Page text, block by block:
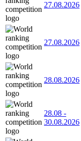
27.08.2026
27.08.2026
28.08.2026
28.08 -
30.08.2026